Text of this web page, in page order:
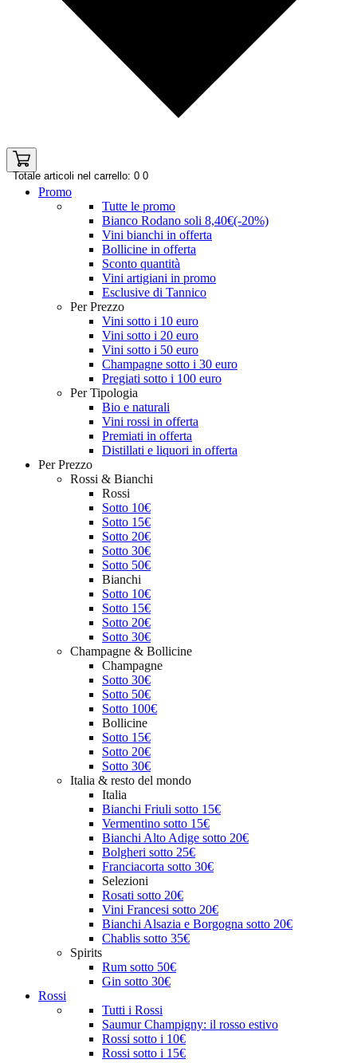
Totale articoli nel carrello: 0 0
Promo
Tutte le promo
Bianco Rodano soli 8,40€(-20%)
Vini bianchi in offerta
Bollicine in offerta
Sconto quantità
Vini artigiani in promo
Esclusive di Tannico
Per Prezzo
Vini sotto i 10 euro
Vini sotto i 20 euro
Vini sotto i 50 euro
Champagne sotto i 30 euro
Pregiati sotto i 100 euro
Per Tipologia
Bio e naturali
Vini rossi in offerta
Premiati in offerta
Distillati e liquori in offerta
Per Prezzo
Rossi & Bianchi
Rossi
Sotto 10€
Sotto 15€
Sotto 20€
Sotto 30€
Sotto 50€
Bianchi
Sotto 10€
Sotto 15€
Sotto 20€
Sotto 30€
Champagne & Bollicine
Champagne
Sotto 30€
Sotto 50€
Sotto 100€
Bollicine
Sotto 15€
Sotto 20€
Sotto 30€
Italia & resto del mondo
Italia
Bianchi Friuli sotto 15€
Vermentino sotto 15€
Bianchi Alto Adige sotto 20€
Bolgheri sotto 25€
Franciacorta sotto 30€
Selezioni
Rosati sotto 20€
Vini Francesi sotto 20€
Bianchi Alsazia e Borgogna sotto 20€
Chablis sotto 35€
Spirits
Rum sotto 50€
Gin sotto 30€
Rossi
Tutti i Rossi
Saumur Champigny: il rosso estivo
Rossi sotto i 10€
Rossi sotto i 15€